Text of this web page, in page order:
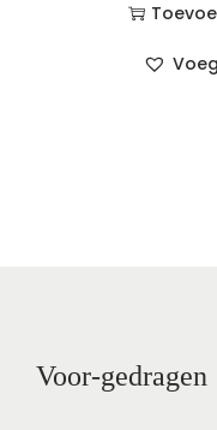
Voor-gedragen